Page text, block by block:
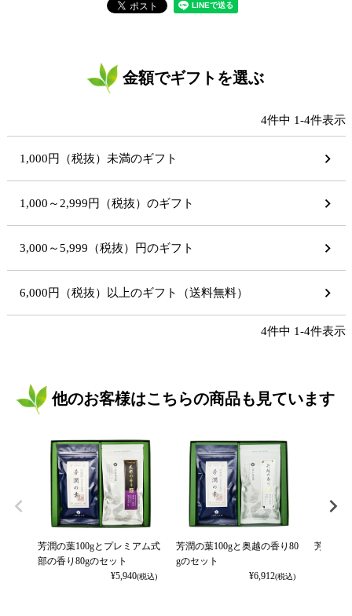
金額でギフトを選ぶ
4件中 1-4件表示
1,000円（税抜）未満のギフト
1,000～2,999円（税抜）のギフト
3,000～5,999（税抜）円のギフト
6,000円（税抜）以上のギフト（送料無料）
4件中 1-4件表示
他のお客様はこちらの商品も見ています
芳潤の葉100gとプレミアム式
部の香り80gのセット
¥5,940(税込)
芳潤の葉100gと奥越の香り80
gのセット
¥6,912(税込)
芳潤の